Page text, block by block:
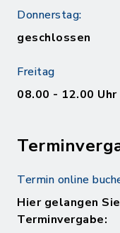
Donnerstag:
geschlossen
Freitag
08.00 - 12.00
Termin online
Hier gelangen
Terminvergabe: